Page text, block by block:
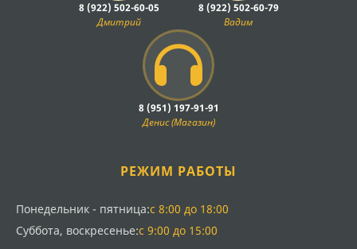
8 (922) 502-60-05
Дмитрий
8 (922) 502-60-79
Вадим
8 (951) 197-91-91
Денис (Магазин)
РЕЖИМ РАБОТЫ
Понедельник - пятница:с 8:00 до 18:00
Суббота, воскресенье:с 9:00 до 15:00